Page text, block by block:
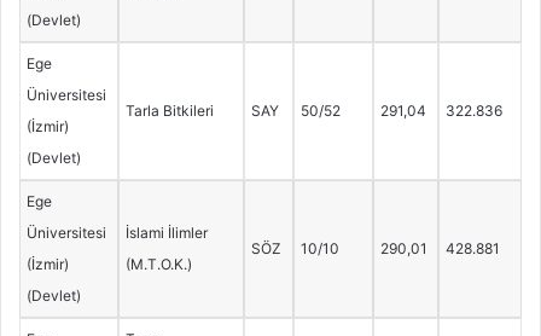
(Devlet)
Ege
Üniversitesi
(İzmir)
(Devlet)
Tarla Bitkileri SAY 50/52 291,04 322.836
Ege
Üniversitesi
(İzmir)
(Devlet)
İslami İlimler
(M.T.O.K.)
SÖZ 10/10 290,01 428.881